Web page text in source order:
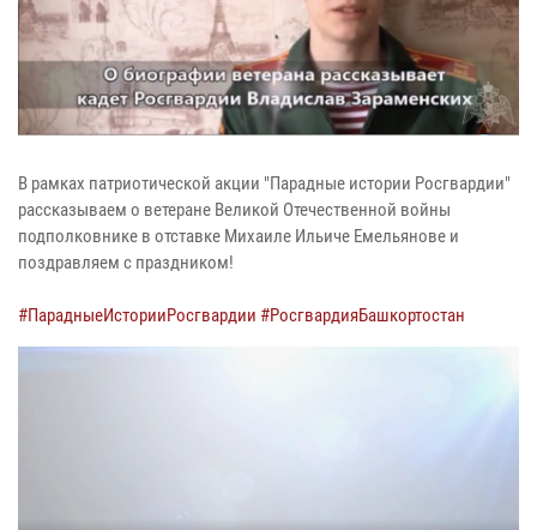
В рамках патриотической акции "Парадные истории Росгвардии"
рассказываем о ветеране Великой Отечественной войны
подполковнике в отставке Михаиле Ильиче Емельянове и
поздравляем с праздником!
#ПарадныеИсторииРосгвардии #РосгвардияБашкортостан